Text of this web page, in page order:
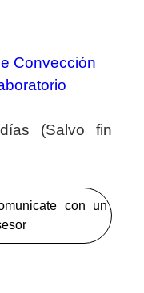
Convección
(Salvo fin
con un